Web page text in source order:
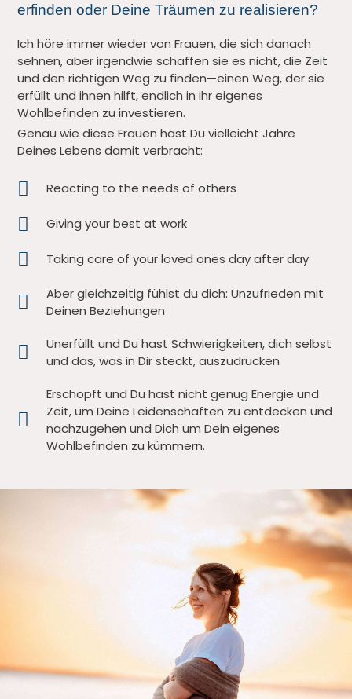
erfinden oder Deine Träumen zu realisieren?
Ich höre immer wieder von Frauen, die sich danach
sehnen, aber irgendwie schaffen sie es nicht, die Zeit
und den richtigen Weg zu finden—einen Weg, der sie
erfüllt und ihnen hilft, endlich in ihr eigenes
Wohlbefinden zu investieren.
Genau wie diese Frauen hast Du vielleicht Jahre
Deines Lebens damit verbracht:
Reacting to the needs of others
Giving your best at work
Taking care of your loved ones day after day
Aber gleichzeitig fühlst du dich: Unzufrieden mit
Deinen Beziehungen
Unerfüllt und Du hast Schwierigkeiten, dich selbst
und das, was in Dir steckt, auszudrücken
Erschöpft und Du hast nicht genug Energie und
Zeit, um Deine Leidenschaften zu entdecken und
nachzugehen und Dich um Dein eigenes
Wohlbefinden zu kümmern.